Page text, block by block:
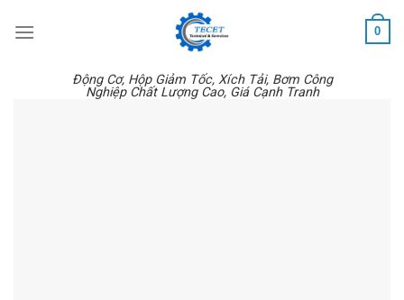
Động Cơ, Hộp Giảm Tốc, Xích Tải, Bơm Công
Nghiệp Chất Lượng Cao, Giá Cạnh Tranh
0